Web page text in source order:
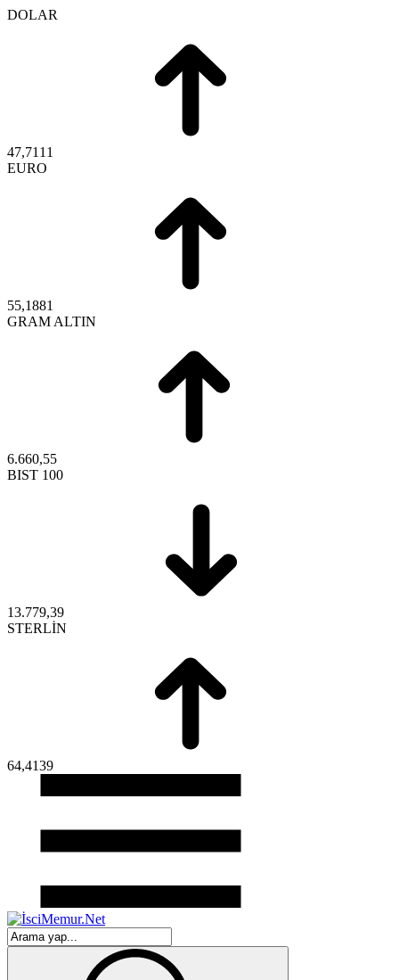
DOLAR
47,7111
EURO
55,1881
GRAM ALTIN
6.660,55
BIST 100
13.779,39
STERLİN
64,4139